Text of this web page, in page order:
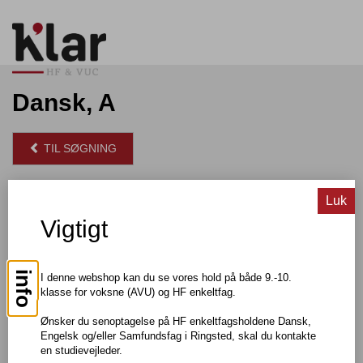
Dansk, A
TIL SØGNING
Om faget
I faget dansk på A-niveau får du indsigt i litteratur, kommunikation
og medier og i sprogets funktion og egenskaber i forskellige
situationer. Du lærer at analysere tekster, gå bag om ordene og
forstå indhold og nuancer.
Undervisningens faglige niveau er det højeste, man kan vælge på
en gymnasial uddannelse.
Du lærer bl.a. at analysere og fortolke litterære tekster inden for
info
Vigtigt
I denne webshop kan du se vores hold på både 9.-10.
klasse for voksne (AVU) og HF enkeltfag.
Ønsker du senoptagelse på HF enkeltfagsholdene Dansk,
Engelsk og/eller Samfundsfag i Ringsted, skal du kontakte
en studievejleder.
Luk